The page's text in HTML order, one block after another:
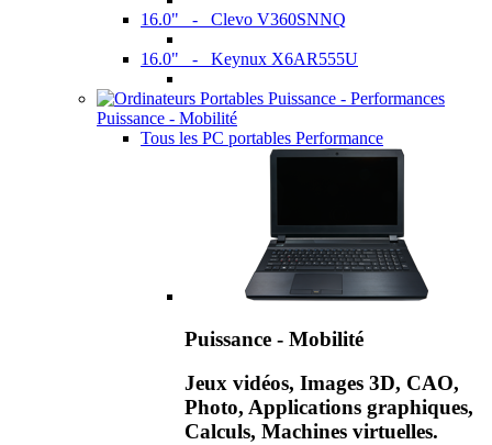
16.0" - Clevo V360SNNQ
16.0" - Keynux X6AR555U
Puissance - Mobilité
Tous les PC portables Performance
Puissance - Mobilité
Jeux vidéos, Images 3D, CAO,
Photo, Applications graphiques,
Calculs, Machines virtuelles.